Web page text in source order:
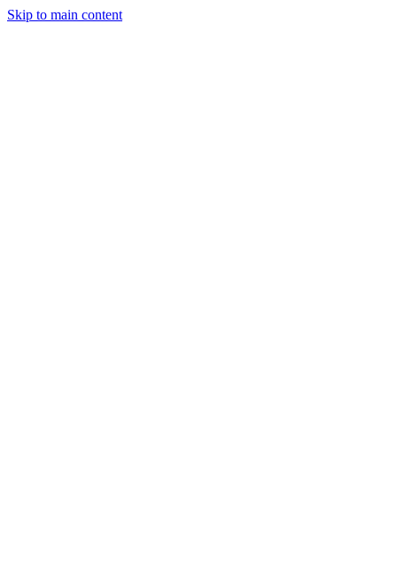
Skip to main content